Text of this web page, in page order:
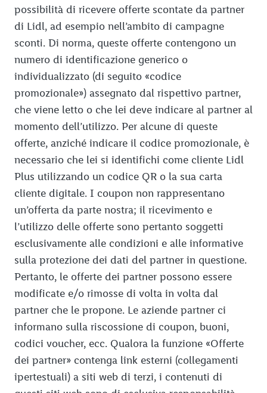
possibilità di ricevere offerte scontate da partner
di Lidl, ad esempio nell’ambito di campagne
sconti. Di norma, queste offerte contengono un
numero di identificazione generico o
individualizzato (di seguito «codice
promozionale») assegnato dal rispettivo partner,
che viene letto o che lei deve indicare al partner al
momento dell’utilizzo. Per alcune di queste
offerte, anziché indicare il codice promozionale, è
necessario che lei si identifichi come cliente Lidl
Plus utilizzando un codice QR o la sua carta
cliente digitale. I coupon non rappresentano
un’offerta da parte nostra; il ricevimento e
l’utilizzo delle offerte sono pertanto soggetti
esclusivamente alle condizioni e alle informative
sulla protezione dei dati del partner in questione.
Pertanto, le offerte dei partner possono essere
modificate e/o rimosse di volta in volta dal
partner che le propone. Le aziende partner ci
informano sulla riscossione di coupon, buoni,
codici voucher, ecc. Qualora la funzione «Offerte
dei partner» contenga link esterni (collegamenti
ipertestuali) a siti web di terzi, i contenuti di